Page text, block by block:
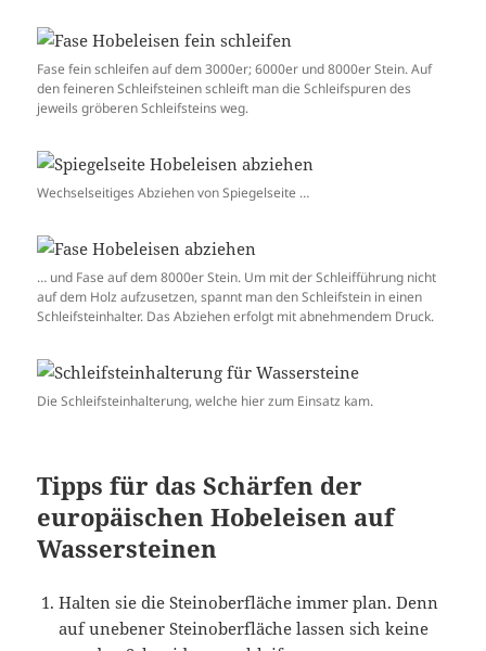
Fase fein schleifen auf dem 3000er; 6000er und 8000er Stein. Auf
den feineren Schleifsteinen schleift man die Schleifspuren des
jeweils gröberen Schleifsteins weg.
Wechselseitiges Abziehen von Spiegelseite …
… und Fase auf dem 8000er Stein. Um mit der Schleifführung nicht
auf dem Holz aufzusetzen, spannt man den Schleifstein in einen
Schleifsteinhalter. Das Abziehen erfolgt mit abnehmendem Druck.
Die Schleifsteinhalterung, welche hier zum Einsatz kam.
Tipps für das Schärfen der
europäischen Hobeleisen auf
Wassersteinen
Halten sie die Steinoberfläche immer plan. Denn
auf unebener Steinoberfläche lassen sich keine